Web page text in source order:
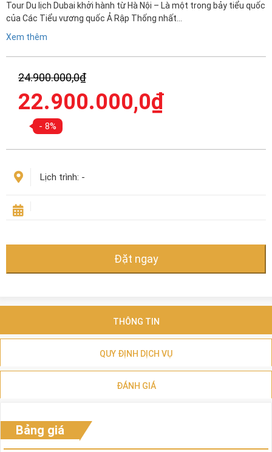
Tour Du lịch Dubai khởi hành từ Hà Nội – Là một trong bảy tiểu quốc
của Các Tiểu vương quốc Ả Rập Thống nhất…
Xem thêm
24.900.000,0₫Giá
là:
24.900.000,0₫.
22.900.000,0₫
- 8%
Lịch trình: -
Đặt ngay
THÔNG TIN
QUY ĐỊNH DỊCH VỤ
ĐÁNH GIÁ
Bảng giá